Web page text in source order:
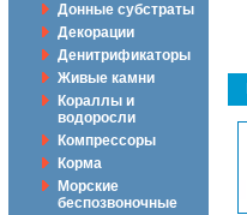
Донные субстраты
Декорации
Денитрификаторы
Живые камни
Кораллы и
водоросли
Компрессоры
Корма
Морские
беспозвоночные